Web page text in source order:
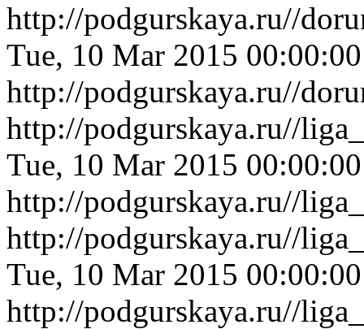
http://podgurskaya.ru//
Tue, 10 Mar 2015
http://podgurskaya.ru//
http://podgurskaya.ru//
Tue, 10 Mar 2015
http://podgurskaya.ru//
http://podgurskaya.ru//
Tue, 10 Mar 2015
http://podgurskaya.ru//